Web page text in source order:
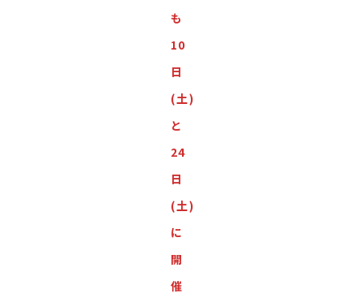
も
10
日
(土)
と
24
日
(土)
に
開
催